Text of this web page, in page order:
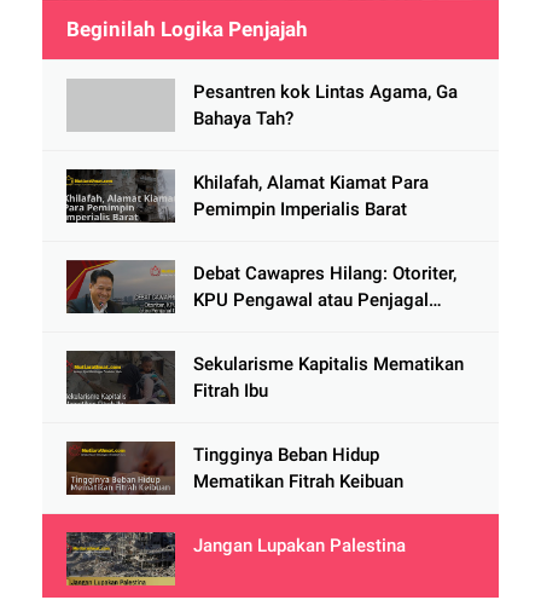
Beginilah Logika Penjajah
Pesantren kok Lintas Agama, Ga
Bahaya Tah?
Khilafah, Alamat Kiamat Para
Pemimpin Imperialis Barat
Debat Cawapres Hilang: Otoriter,
KPU Pengawal atau Penjagal
Sekularisme Kapitalis Mematikan
Fitrah Ibu
Tingginya Beban Hidup
Mematikan Fitrah Keibuan
Jangan Lupakan Palestina